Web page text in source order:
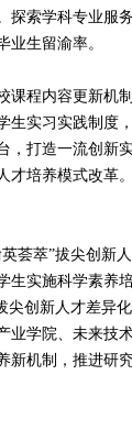
探索学科专业服
业生留渝率。
程内容更新机
生实习实践制度
，打造一流创新
才培养模式改革
萃”拔尖创新
实施科学素养
尖创新人才差异
业学院、未来技
新机制，推进研